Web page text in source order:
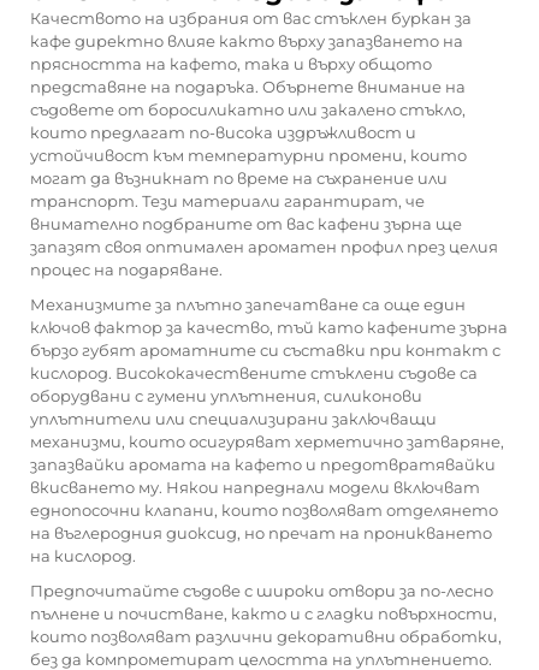
Качеството на избрания от вас стъклен буркан за
кафе директно влияе както върху запазването на
прясността на кафето, така и върху общото
представяне на подаръка. Обърнете внимание на
съдовете от боросиликатно или закалено стъкло,
които предлагат по-висока издръжливост и
устойчивост към температурни промени, които
могат да възникнат по време на съхранение или
транспорт. Тези материали гарантират, че
внимателно подбраните от вас кафени зърна ще
запазят своя оптимален ароматен профил през целия
процес на подаряване.
Механизмите за плътно запечатване са още един
ключов фактор за качество, тъй като кафените зърна
бързо губят ароматните си съставки при контакт с
кислород. Висококачествените стъклени съдове са
оборудвани с гумени уплътнения, силиконови
уплътнители или специализирани заключващи
механизми, които осигуряват херметично затваряне,
запазвайки аромата на кафето и предотвратявайки
вкисването му. Някои напреднали модели включват
еднопосочни клапани, които позволяват отделянето
на въглеродния диоксид, но пречат на проникването
на кислород.
Предпочитайте съдове с широки отвори за по-лесно
пълнене и почистване, както и с гладки повърхности,
които позволяват различни декоративни обработки,
без да компрометират целостта на уплътнението.